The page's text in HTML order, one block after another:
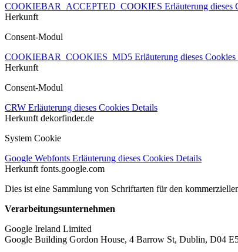
COOKIEBAR_ACCEPTED_COOKIES Erläuterung dieses
Herkunft
Consent-Modul
COOKIEBAR_COOKIES_MD5 Erläuterung dieses Cookies
Herkunft
Consent-Modul
CRW Erläuterung dieses Cookies Details
Herkunft dekorfinder.de
System Cookie
Google Webfonts Erläuterung dieses Cookies Details
Herkunft fonts.google.com
Dies ist eine Sammlung von Schriftarten für den
Verarbeitungsunternehmen
Google Ireland Limited
Google Building Gordon House, 4 Barrow St, Dublin, D04